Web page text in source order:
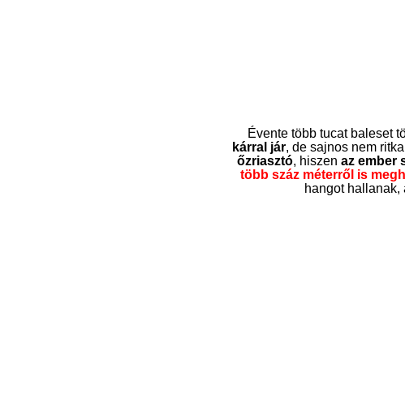
Évente több tucat baleset
kárral jár, de sajnos nem
őzriasztó, hiszen az ember
több száz méterről is
hangot